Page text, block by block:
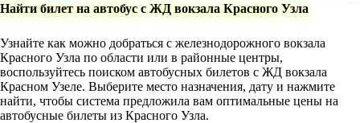
Найти билет на автобус с ЖД вокзала Красного Узла
Узнайте как можно добраться с железнодорожного вокзала
Красного Узла по области или в районные центры,
воспользуйтесь поиском автобусных билетов с ЖД вокзала
Красном Узеле. Выберите место назначения, дату и нажмите
найти, чтобы система предложила вам оптимальные цены на
автобусные билеты из Красного Узла.